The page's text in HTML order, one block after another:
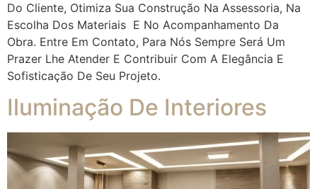
Do Cliente, Otimiza Sua Construção Na Assessoria, Na
Escolha Dos Materiais E No Acompanhamento Da
Obra. Entre Em Contato, Para Nós Sempre Será Um
Prazer Lhe Atender E Contribuir Com A Elegância E
Sofisticação De Seu Projeto.
Iluminação De Interiores